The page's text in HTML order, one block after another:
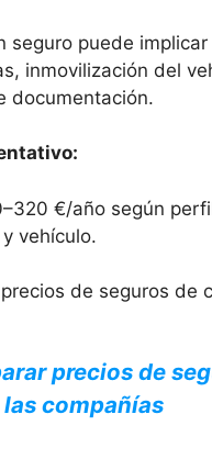
seguro puede
inmovilización del
documentación.
€/año según
vehículo.
de seguros de
precios de
compañías